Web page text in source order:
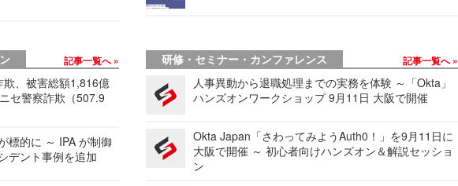
記事一覧へ
、被害総額1,816億
セ警察詐欺（507.9
標的に ～ IPA が制御
デント事例を追加
研修・セミナー・カンファレンス 記事一覧へ
人事異動から退職処理までの実務を体験 ～「Okta」
ハンズオンワークショップ 9月11日 大阪で開催
Okta Japan「さわってみようAuth0！」を9月11日に
大阪で開催 ～ 初心者向けハンズオン＆解説セッショ
ン